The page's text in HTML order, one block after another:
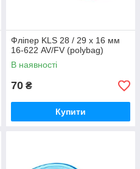
Фліпер KLS 28 / 29 x 16 мм
16-622 AV/FV (polybag)
В наявності
70 ₴
Купити